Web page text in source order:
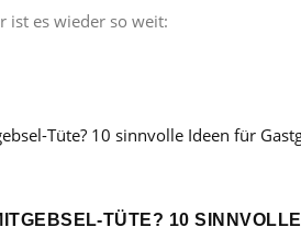
ist es wieder so weit:
TÜTE? 10